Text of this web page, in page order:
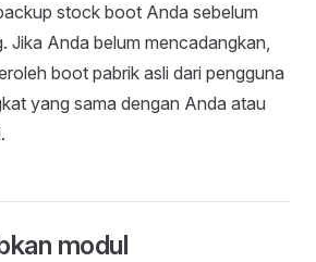
stock boot Anda sebelum
Jika Anda belum mencadangkan,
boot pabrik asli dari pengguna
yang sama dengan Anda atau
modul